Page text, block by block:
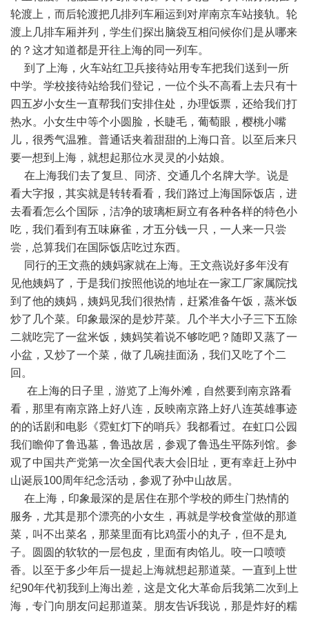
轮渡上，而后轮渡把几排列车厢运到对岸南京车站接轨。轮
渡上几排车厢并列，学生们探出脑袋互相问候你们是从哪来
的？这才知道都是开往上海的同一列车。
到了上海，火车站红卫兵接待站用专车把我们送到一所
中学。学校接待站给我们登记，一位个头不高看上去只有十
四五岁小女生一直帮我们安排住处，办理饭票，还给我们打
热水。小女生中等个小圆脸，长睫毛，葡萄眼，樱桃小嘴
儿，很秀气温雅。普通话夹着甜甜的上海口音。以至后来只
要一想到上海，就想起那位水灵灵的小姑娘。
在上海我们去了复旦、同济、交通几个名牌大学。说是
看大字报，其实就是转转看看，我们路过上海国际饭店，进
去看看怎么个国际，洁净的玻璃柜厨立有各种各样的特色小
吃，我们看到有五味麻雀，才五分钱一只，一人来一只尝
尝，总算我们在国际饭店吃过东西。
同行的王文燕的姨妈家就在上海。王文燕说好多年没有
见他姨妈了，于是我们按照他说的地址在一家工厂家属院找
到了他的姨妈，姨妈见我们很热情，赶紧准备午饭，蒸米饭
炒了几个菜。印象最深的是炒芹菜。几个半大小子三下五除
二就吃完了一盆米饭，姨妈笑着说不够吃吧？随即又蒸了一
小盆，又炒了一个菜，做了几碗挂面汤，我们又吃了个二
回。
在上海的日子里，游览了上海外滩，自然要到南京路看
看，那里有南京路上好八连，反映南京路上好八连英雄事迹
的的话剧和电影《霓虹灯下的哨兵》我都看过。在虹口公园
我们瞻仰了鲁迅墓，鲁迅故居，参观了鲁迅生平陈列馆。参
观了中国共产党第一次全国代表大会旧址，更有幸赶上孙中
山诞辰100周年纪念活动，参观了孙中山故居。
在上海，印象最深的是居住在那个学校的师生门热情的
服务，尤其是那个漂亮的小女生，再就是学校食堂做的那道
菜，叫不出菜名，那菜里面有比鸡蛋小的丸子，但不是丸
子。圆圆的软软的一层包皮，里面有肉馅儿。咬一口喷喷
香。以至于多少年后一提起上海就想起那道菜。一直到上世
纪90年代初我到上海出差，这是文化大革命后我第二次到上
海，专门向朋友问起那道菜。朋友告诉我说，那是炸好的糯